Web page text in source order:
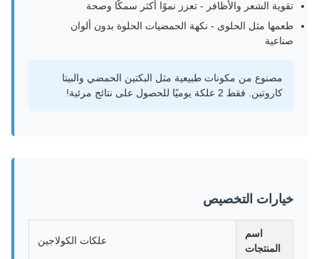
تقوية الشعر والأظافر - تعزز نموًا أكثر سمكًا وصحة
طعمها مثل الحلوى - نكهة الحمضيات الحلوة بدون ألوان
صناعية
مصنوع من مكونات طبيعية مثل البكتين الحمضي والبيتا
كاروتين. فقط 2 علكة يوميًا للحصول على نتائج مرئية!
خيارات التخصيص
اسم
المنتجات
علكات الكولاجين